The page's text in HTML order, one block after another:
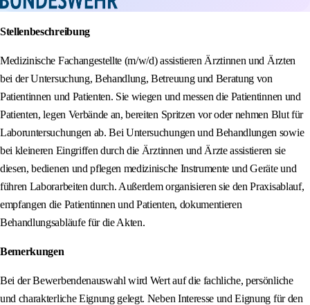
Stellenbeschreibung
Medizinische Fachangestellte (m/w/d) assistieren Ärztinnen und Ärzten
bei der Untersuchung, Behandlung, Betreuung und Beratung von
Patientinnen und Patienten. Sie wiegen und messen die Patientinnen und
Patienten, legen Verbände an, bereiten Spritzen vor oder nehmen Blut für
Laboruntersuchungen ab. Bei Untersuchungen und Behandlungen sowie
bei kleineren Eingriffen durch die Ärztinnen und Ärzte assistieren sie
diesen, bedienen und pflegen medizinische Instrumente und Geräte und
führen Laborarbeiten durch. Außerdem organisieren sie den Praxisablauf,
empfangen die Patientinnen und Patienten, dokumentieren
Behandlungsabläufe für die Akten.
Bemerkungen
Bei der Bewerbendenauswahl wird Wert auf die fachliche, persönliche
und charakterliche Eignung gelegt. Neben Interesse und Eignung für den